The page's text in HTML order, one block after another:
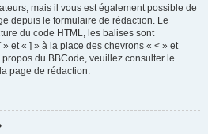
mais il vous est également possible de
depuis le formulaire de rédaction. Le
du code HTML, les balises sont
et « ] » à la place des chevrons « < » et
du BBCode, veuillez consulter le
page de rédaction.